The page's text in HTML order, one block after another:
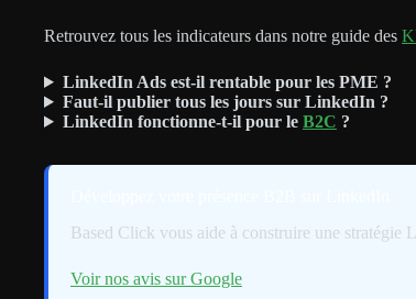
Retrouvez tous les indicateurs dans notre guide des
LinkedIn Ads est-il rentable pour les PME ?
Faut-il publier tous les jours sur LinkedIn ?
LinkedIn fonctionne-t-il pour le B2C ?
Based Click vous aide à construire une stratégie
Voir nos avis sur Google